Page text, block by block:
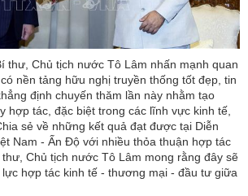
thư, Chủ tịch nước Tô Lâm nhấn mạnh quan
nền tảng hữu nghị truyền thống tốt đẹp, tin
định chuyến thăm lần này nhằm tạo
hợp tác, đặc biệt trong các lĩnh vực kinh tế,
sẻ về những kết quả đạt được tại Diễn
Nam - Ấn Độ với nhiều thỏa thuận hợp tác
Chủ tịch nước Tô Lâm mong rằng đây sẽ
lực hợp tác kinh tế - thương mại - đầu tư giữa